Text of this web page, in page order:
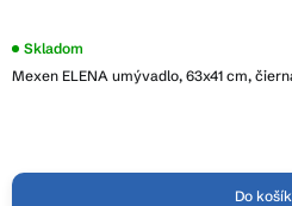
Mexen ELENA umývadlo, 63x41 cm,
Skladom
Do